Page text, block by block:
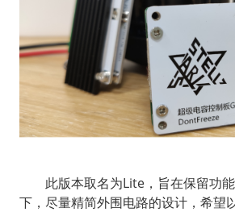
此版本取名为Lite，旨在保留功能
下，尽量精简外围电路的设计，希望